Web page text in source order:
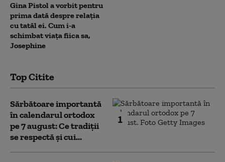
Gina Pistol a vorbit pentru
prima dată despre relația
cu tatăl ei. Cum i-a
schimbat viața fiica sa,
Josephine
Top Citite
1
Sărbătoare importantă
în calendarul ortodox
pe 7 august: Ce tradiții
se respectă și cui...